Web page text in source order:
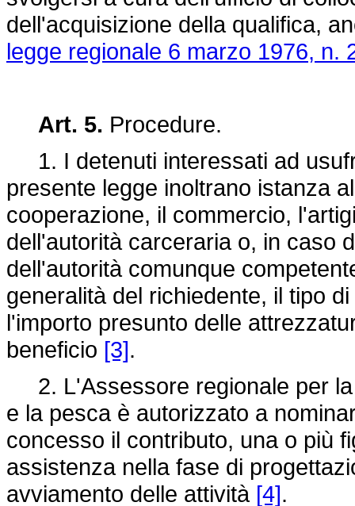
dell'acquisizione della qualifica,
legge regionale 6 marzo 1976, n.
Art. 5. Procedure.
1. I detenuti interessati ad
presente legge inoltrano istanza
cooperazione, il commercio,
dell'autorità carceraria o, in caso
dell'autorità comunque
generalità del richiedente, il tipo
l'importo presunto delle
beneficio [3].
2. L'Assessore regionale per la
e la pesca è autorizzato a
concesso il contributo, una o più
assistenza nella fase di
avviamento delle attività [4].